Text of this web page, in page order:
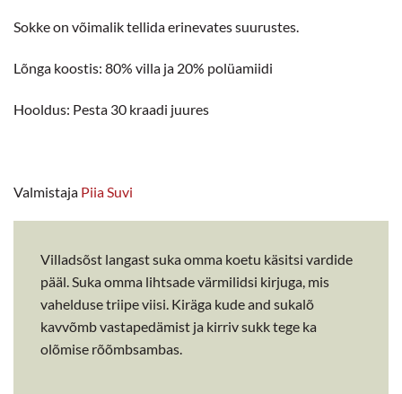
Sokke on võimalik tellida erinevates suurustes.
Lõnga koostis: 80% villa ja 20% polüamiidi
Hooldus: Pesta 30 kraadi juures
Valmistaja Piia Suvi
Villadsõst langast suka omma koetu käsitsi vardide
pääl. Suka omma lihtsade värmilidsi kirjuga, mis
vahelduse triipe viisi. Kiräga kude and sukalõ
kavvõmb vastapedämist ja kirriv sukk tege ka
olõmise rõõmbsambas.